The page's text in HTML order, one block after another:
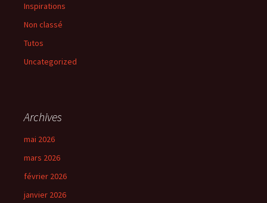
Inspirations
Non classé
Tutos
Uncategorized
Archives
mai 2026
mars 2026
février 2026
janvier 2026